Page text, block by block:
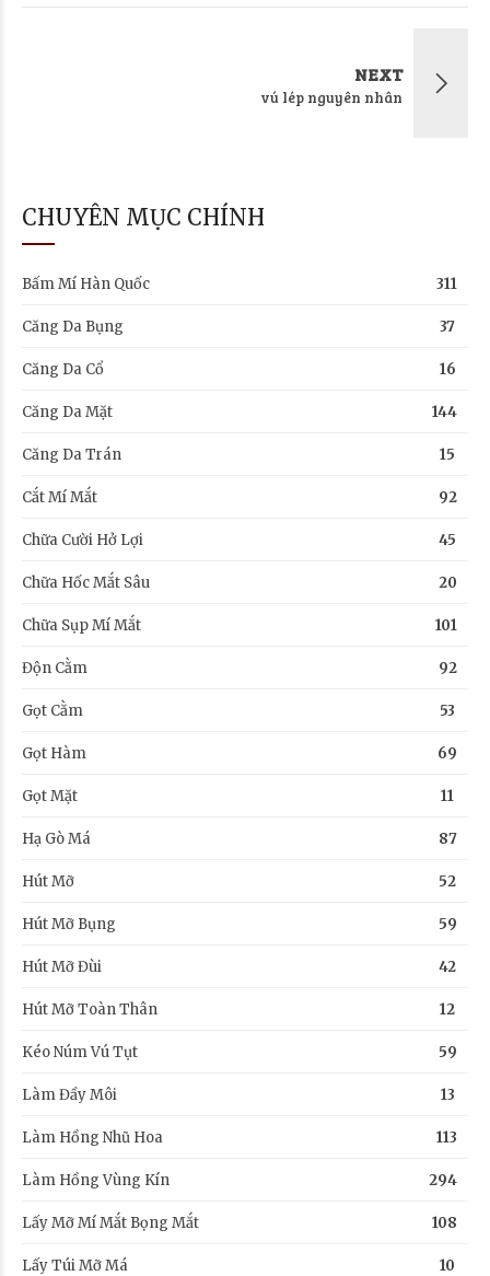
NEXT
vú lép nguyên nhân
CHUYÊN MỤC CHÍNH
Bấm Mí Hàn Quốc 311
Căng Da Bụng 37
Căng Da Cổ 16
Căng Da Mặt 144
Căng Da Trán 15
Cắt Mí Mắt 92
Chữa Cười Hở Lợi 45
Chữa Hốc Mắt Sâu 20
Chữa Sụp Mí Mắt 101
Độn Cằm 92
Gọt Cằm 53
Gọt Hàm 69
Gọt Mặt 11
Hạ Gò Má 87
Hút Mỡ 52
Hút Mỡ Bụng 59
Hút Mỡ Đùi 42
Hút Mỡ Toàn Thân 12
Kéo Núm Vú Tụt 59
Làm Đầy Môi 13
Làm Hồng Nhũ Hoa 113
Làm Hồng Vùng Kín 294
Lấy Mỡ Mí Mắt Bọng Mắt 108
Lấy Túi Mỡ Má 10